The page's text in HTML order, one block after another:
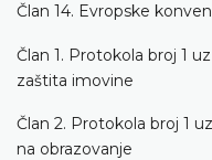
Član 14. Evropske
Član 1. Protokola broj 1
zaštita imovine
Član 2. Protokola broj 1
na obrazovanje